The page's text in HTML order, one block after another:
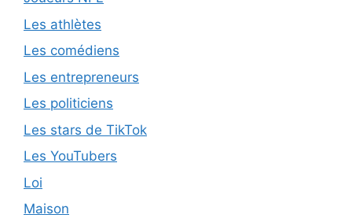
Les athlètes
Les comédiens
Les entrepreneurs
Les politiciens
Les stars de TikTok
Les YouTubers
Loi
Maison